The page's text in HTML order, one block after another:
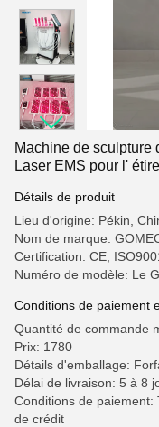
Machine de sculpture
Laser EMS pour l'
Détails de produit
Lieu d'origine: Pékin,
Nom de marque:
Certification: CE,
Numéro de modèle: Le
Conditions de paiement
Quantité de commande
Prix: 1780
Détails d'emballage:
Délai de livraison: 5 à 8
Conditions de paiement:
de crédit